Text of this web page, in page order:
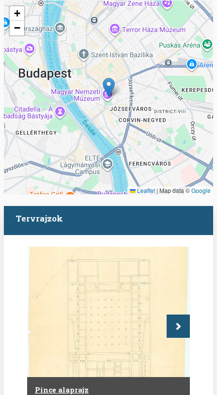
Geofield
+
−
Leaflet | Map data ©Google
Tervrajzok
Pince alaprajz
Következő